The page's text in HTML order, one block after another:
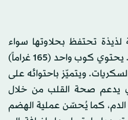
لذيذة تحتفظ بحلاوتها سواء
تناولت طازجة أو مطهية. يحتوي كوب واحد (165 غراماً)
من السكريات. ويتميّز باحتوائه على
يدعم صحة القلب من خلال
كما يُحسّن عملية الهضم